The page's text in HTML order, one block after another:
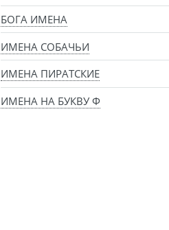
БОГА ИМЕНА
ИМЕНА СОБАЧЬИ
ИМЕНА ПИРАТСКИЕ
ИМЕНА НА БУКВУ Ф